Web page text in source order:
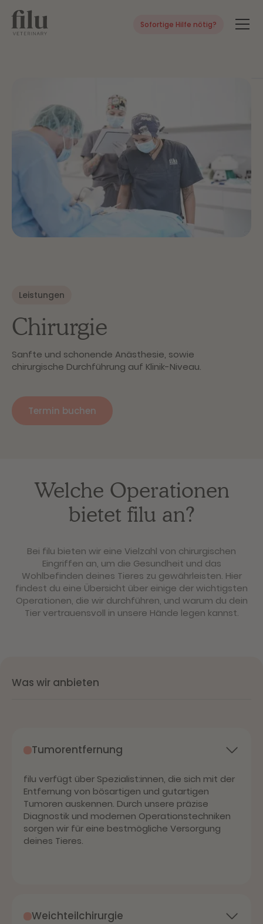
Sofortige Hilfe nötig?
Leistungen
Chirurgie
Sanfte und schonende Anästhesie, sowie
chirurgische Durchführung auf Klinik-Niveau.
Termin buchen
Welche Operationen
bietet filu an?
Bei filu bieten wir eine Vielzahl von chirurgischen
Eingriffen an, um die Gesundheit und das
Wohlbefinden deines Tieres zu gewährleisten. Hier
findest du eine Übersicht über einige der wichtigsten
Operationen, die wir durchführen, und warum du dein
Tier vertrauensvoll in unsere Hände legen kannst.
Was wir anbieten
Tumorentfernung
filu verfügt über Spezialist:innen, die sich mit der
Entfernung von bösartigen und gutartigen
Tumoren auskennen. Durch unsere präzise
Diagnostik und modernen Operationstechniken
sorgen wir für eine bestmögliche Versorgung
deines Tieres.
Weichteilchirurgie